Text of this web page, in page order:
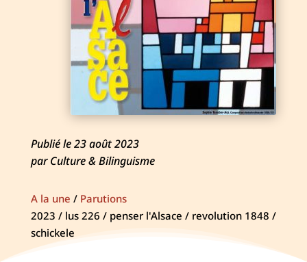
Publié le 23 août 2023
par Culture & Bilinguisme
A la une / Parutions
2023 / lus 226 / penser l'Alsace / revolution 1848 /
schickele